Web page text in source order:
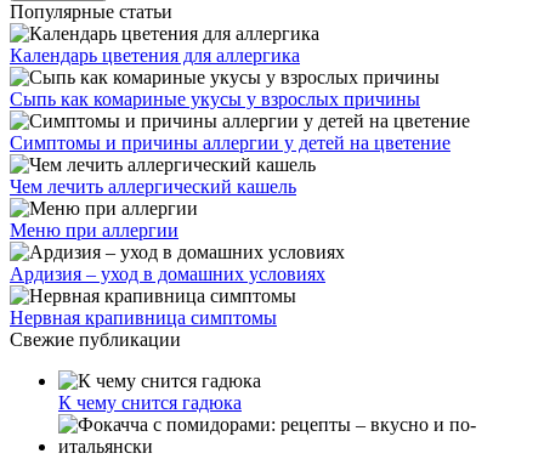
Популярные статьи
Календарь цветения для аллергика
Сыпь как комариные укусы у взрослых причины
Симптомы и причины аллергии у детей на цветение
Чем лечить аллергический кашель
Меню при аллергии
Ардизия – уход в домашних условиях
Нервная крапивница симптомы
Свежие публикации
К чему снится гадюка